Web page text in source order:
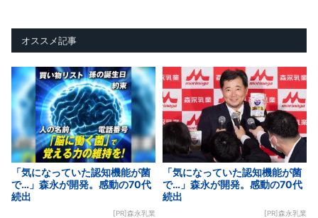
オススメ記事
「気になっていた認知機能が菌
で…」森永が開発。感動の70代
続出
[PR]森永乳業
「気になっていた認知機能が菌
で…」森永が開発。感動の70代
続出
[PR]森永乳業